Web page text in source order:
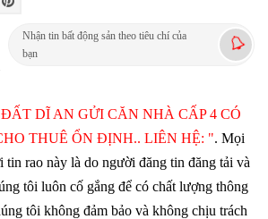
Nhận tin bất động sản theo tiêu chí của
bạn
DĨ AN GỬI CĂN NHÀ CẤP 4 CÓ
THUÊ ỔN ĐỊNH.. LIÊN HỆ: ". Mọi
tin rao này là do người đăng tin đăng tải và
tôi luôn cố gắng để có chất lượng thông
tôi không đảm bảo và không chịu trách